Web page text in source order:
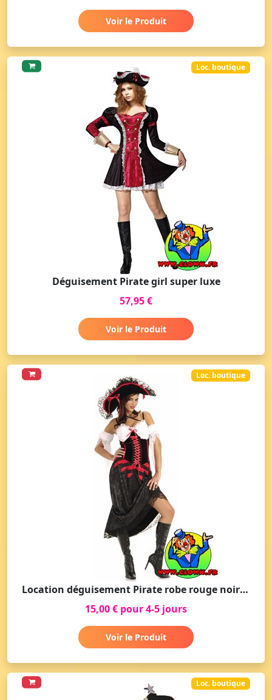
Voir le Produit
Loc. boutique
Déguisement Pirate girl super luxe
57,95 €
Voir le Produit
Loc. boutique
Location déguisement Pirate robe rouge noire blanche
15,00 € pour 4-5 jours
Voir le Produit
Loc. boutique